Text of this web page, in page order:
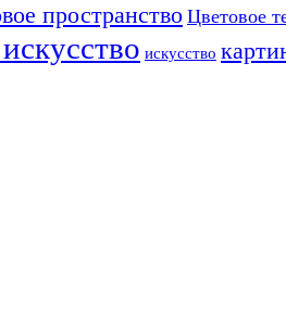
пространствоЦветовое
искусство